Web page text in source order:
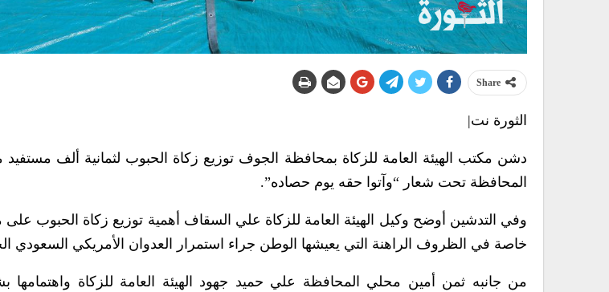
Share
الثورة نت|
دشن مكتب الهيئة العامة للزكاة بمحافظة الجوف توزيع زكاة الحبوب لثمانية ألف
المحافظة تحت شعار “وآتوا حقه يوم حصاده”.
وفي التدشين أوضح وكيل الهيئة العامة للزكاة علي السقاف أهمية توزيع زكاة الحبوب على
خاصة في الظروف الراهنة التي يعيشها الوطن جراء استمرار العدوان الأمريكي السعودي
من جانبه ثمن أمين محلي المحافظة علي حميد جهود الهيئة العامة للزكاة واهتمامها